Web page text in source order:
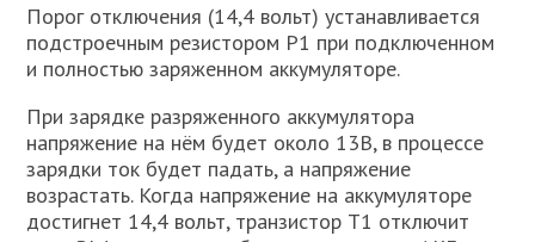
Порог отключения (14,4 вольт) устанавливается
подстроечным резистором Р1 при подключенном
и полностью заряженном аккумуляторе.
При зарядке разряженного аккумулятора
напряжение на нём будет около 13В, в процессе
зарядки ток будет падать, а напряжение
возрастать. Когда напряжение на аккумуляторе
достигнет 14,4 вольт, транзистор Т1 отключит